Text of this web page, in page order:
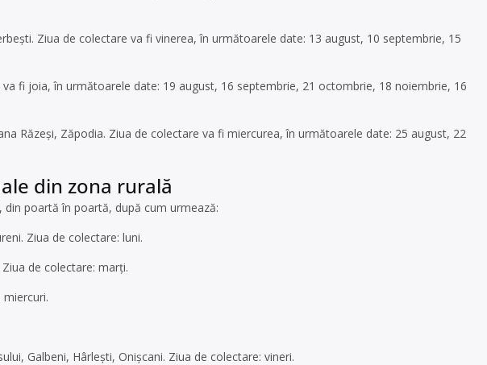
Ziua de colectare va fi vinerea, în următoarele date: 13 august, 10 septembrie, 15
fi joia, în următoarele date: 19 august, 16 septembrie, 21 octombrie, 18 noiembrie, 16
Răzeși, Zăpodia. Ziua de colectare va fi miercurea, în următoarele date: 25 august, 22
din zona rurală
din poartă în poartă, după cum urmează:
Ziua de colectare: luni.
de colectare: marți.
miercuri.
Galbeni, Hârlești, Onișcani. Ziua de colectare: vineri.